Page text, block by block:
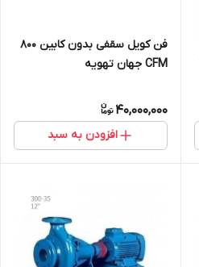
فن کویل سقفی بدون کابین 800
CFM جهان تهویه
40,000,000
افزودن به سبد